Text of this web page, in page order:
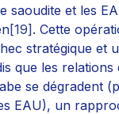
saoudite et les
[19]. Cette
stratégique et
que les relations
se dégradent
EAU), un